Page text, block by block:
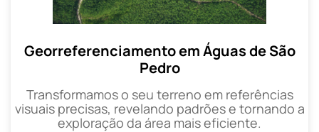
Georreferenciamento em Águas de São
Pedro
Transformamos o seu terreno em referências
visuais precisas, revelando padrões e tornando a
exploração da área mais eficiente.